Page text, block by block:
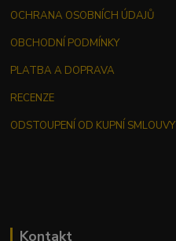
OCHRANA OSOBNÍCH ÚDAJŮ
OBCHODNÍ PODMÍNKY
PLATBA A DOPRAVA
RECENZE
ODSTOUPENÍ OD KUPNÍ SMLOUVY
Kontakt